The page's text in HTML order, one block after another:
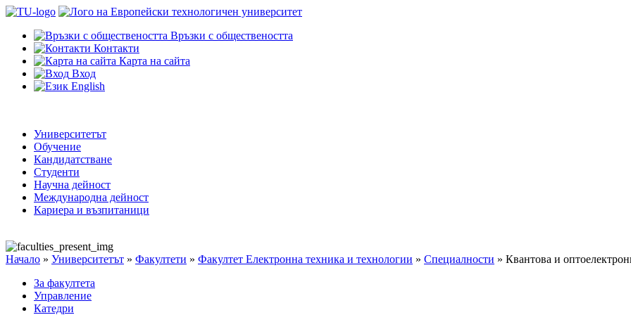
Връзки с обществеността
Контакти
Карта на сайта
Вход
English
Университетът
Обучение
Кандидатстване
Студенти
Научна дейност
Международна дейност
Кариера и възпитаници
Начало » Университетът » Факултети » Факултет Електронна техника и технологии » Специалности » Квантова и
За факултета
Управление
Катедри